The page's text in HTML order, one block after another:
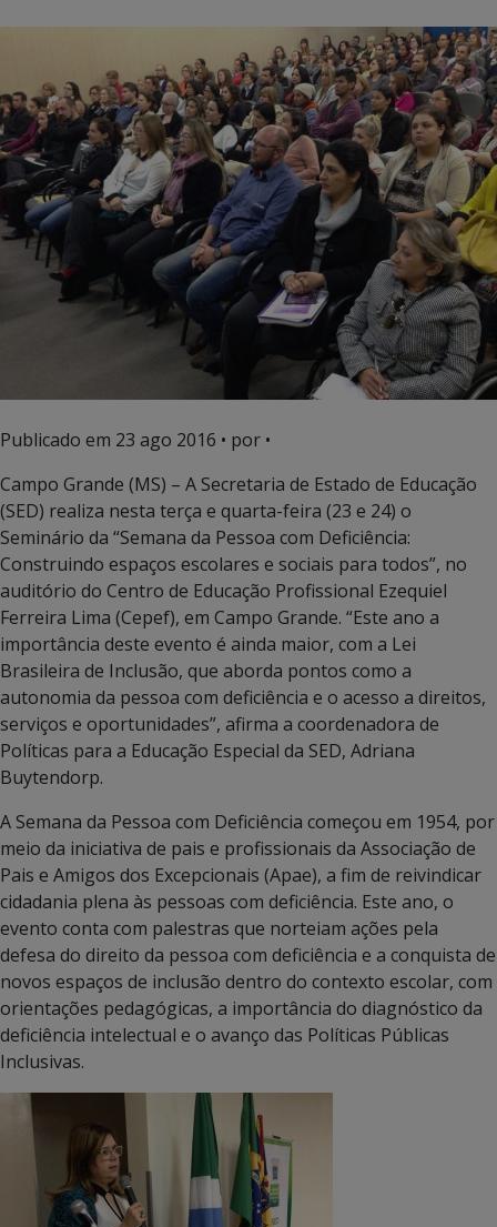
Publicado em 23 ago 2016 • por •
Campo Grande (MS) – A Secretaria de Estado de Educação
(SED) realiza nesta terça e quarta-feira (23 e 24) o
Seminário da “Semana da Pessoa com Deficiência:
Construindo espaços escolares e sociais para todos”, no
auditório do Centro de Educação Profissional Ezequiel
Ferreira Lima (Cepef), em Campo Grande. “Este ano a
importância deste evento é ainda maior, com a Lei
Brasileira de Inclusão, que aborda pontos como a
autonomia da pessoa com deficiência e o acesso a direitos,
serviços e oportunidades”, afirma a coordenadora de
Políticas para a Educação Especial da SED, Adriana
Buytendorp.
A Semana da Pessoa com Deficiência começou em 1954, por
meio da iniciativa de pais e profissionais da Associação de
Pais e Amigos dos Excepcionais (Apae), a fim de reivindicar
cidadania plena às pessoas com deficiência. Este ano, o
evento conta com palestras que norteiam ações pela
defesa do direito da pessoa com deficiência e a conquista de
novos espaços de inclusão dentro do contexto escolar, com
orientações pedagógicas, a importância do diagnóstico da
deficiência intelectual e o avanço das Políticas Públicas
Inclusivas.